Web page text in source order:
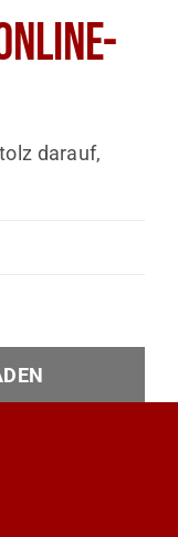
darauf,